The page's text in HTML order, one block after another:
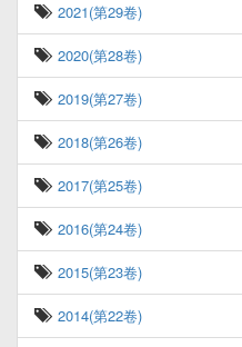
2021(第29卷)
2020(第28卷)
2019(第27卷)
2018(第26卷)
2017(第25卷)
2016(第24卷)
2015(第23卷)
2014(第22卷)